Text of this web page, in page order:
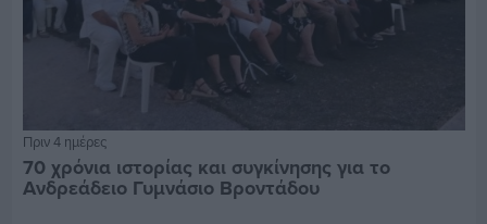
Πριν 4 ημέρες
70 χρόνια ιστορίας και συγκίνησης για το
Ανδρεάδειο Γυμνάσιο Βροντάδου